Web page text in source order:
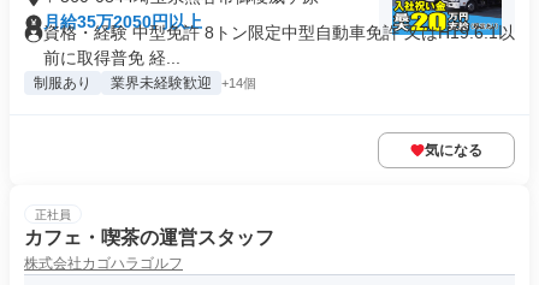
月給35万2050円以上
資格・経験 中型免許 8トン限定中型自動車免許 又はH19.6.1以
前に取得普免 経...
制服あり 業界未経験歓迎 +14個
気になる
正社員
カフェ・喫茶の運営スタッフ
株式会社カゴハラゴルフ